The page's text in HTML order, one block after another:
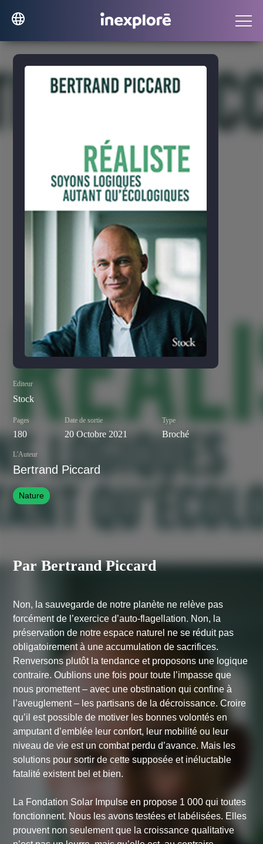
Editeur
Stock
Pages
180
Date de sortie
20 Octobre 2021
Type
Broché
L'Auteur
Bertrand Piccard
Nature
Par Bertrand Piccard
Non, la sauvegarde de notre planète ne relève pas
forcément de l’exercice d’auto-flagellation. Non, la
préservation de notre espace naturel ne se réduit pas
obligatoirement à une accumulation de sacrifices.
Renversons plutôt la tendance et proposons une logique
contraire. Oublions une fois pour toute l’impasse que
nous promettent – avec une obstination qui confine à
l’aveuglement – les partisans de la décroissance. Croire
qu’il est possible de motiver les bonnes volontés en
amputant d’emblée leur confort, leur mobilité ou leur
niveau de vie est un combat perdu d’avance. Mais les
solutions pour sortir de cette supposée et inéluctable
fatalité existent bel et bien.
La Fondation Solar Impulse en propose 1 000 qui toutes
fonctionnent. Nous les avons testées et labélisées. Elles
prouvent non seulement que la croissance qualitative